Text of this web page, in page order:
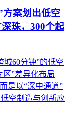
案划出低空
珠，300个起
城60分钟”的低空
区”差异化布局
是以“深中通道”
空制造与创新应